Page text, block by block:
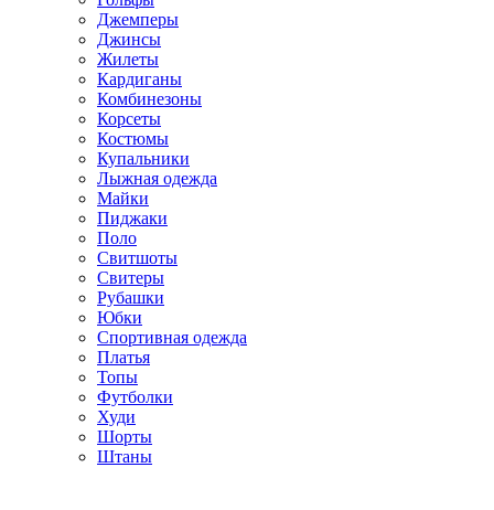
Джемперы
Джинсы
Жилеты
Кардиганы
Комбинезоны
Корсеты
Костюмы
Купальники
Лыжная одежда
Майки
Пиджаки
Поло
Свитшоты
Свитеры
Рубашки
Юбки
Спортивная одежда
Платья
Топы
Футболки
Худи
Шорты
Штаны